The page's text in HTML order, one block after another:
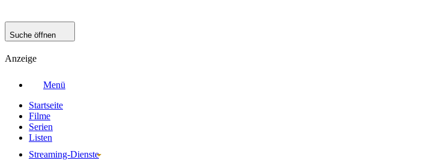
Suche öffnen
Anzeige
Menü
Startseite
Filme
Serien
Listen
Streaming-Dienste